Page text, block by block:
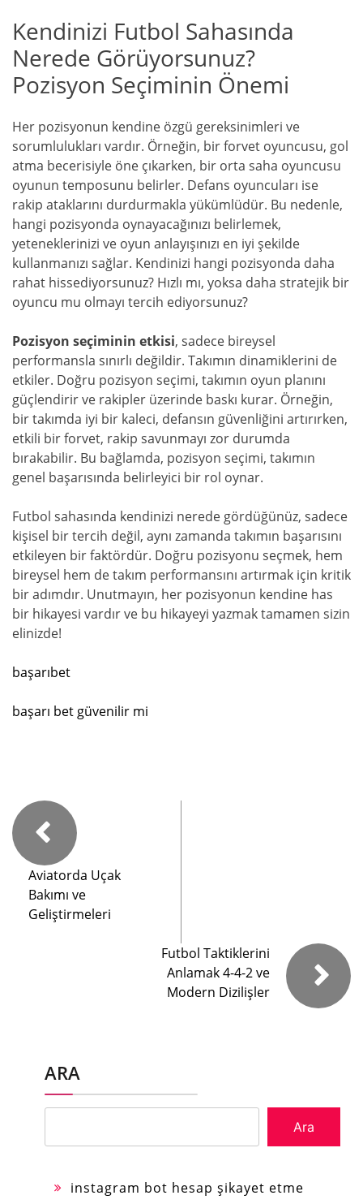
Kendinizi Futbol Sahasında
Nerede Görüyorsunuz?
Pozisyon Seçiminin Önemi
Her pozisyonun kendine özgü gereksinimleri ve
sorumlulukları vardır. Örneğin, bir forvet oyuncusu, gol
atma becerisiyle öne çıkarken, bir orta saha oyuncusu
oyunun temposunu belirler. Defans oyuncuları ise
rakip ataklarını durdurmakla yükümlüdür. Bu nedenle,
hangi pozisyonda oynayacağınızı belirlemek,
yeteneklerinizi ve oyun anlayışınızı en iyi şekilde
kullanmanızı sağlar. Kendinizi hangi pozisyonda daha
rahat hissediyorsunuz? Hızlı mı, yoksa daha stratejik bir
oyuncu mu olmayı tercih ediyorsunuz?
Pozisyon seçiminin etkisi, sadece bireysel
performansla sınırlı değildir. Takımın dinamiklerini de
etkiler. Doğru pozisyon seçimi, takımın oyun planını
güçlendirir ve rakipler üzerinde baskı kurar. Örneğin,
bir takımda iyi bir kaleci, defansın güvenliğini artırırken,
etkili bir forvet, rakip savunmayı zor durumda
bırakabilir. Bu bağlamda, pozisyon seçimi, takımın
genel başarısında belirleyici bir rol oynar.
Futbol sahasında kendinizi nerede gördüğünüz, sadece
kişisel bir tercih değil, aynı zamanda takımın başarısını
etkileyen bir faktördür. Doğru pozisyonu seçmek, hem
bireysel hem de takım performansını artırmak için kritik
bir adımdır. Unutmayın, her pozisyonun kendine has
bir hikayesi vardır ve bu hikayeyi yazmak tamamen sizin
elinizde!
başarıbet
başarı bet güvenilir mi
Aviatorda Uçak
Bakımı ve
Geliştirmeleri
Futbol Taktiklerini
Anlamak 4-4-2 ve
Modern Dizilişler
ARA
Ara
instagram bot hesap şikayet etme